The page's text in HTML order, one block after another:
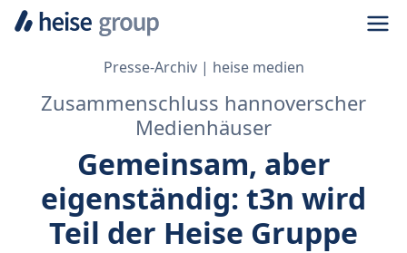
Presse-Archiv
heise medien
Zusammenschluss hannoverscher
Medienhäuser
Gemeinsam, aber
eigenständig: t3n wird
Teil der Heise Gruppe